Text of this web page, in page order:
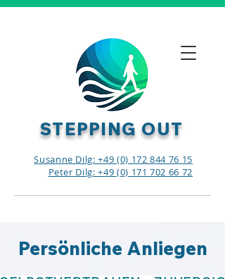
Peter Dilg: +49 (0) 171 702 66 72
Susanne Dilg: +49 (0) 172 844 76 15
STEPPING OUT
Persönliche Anliegen